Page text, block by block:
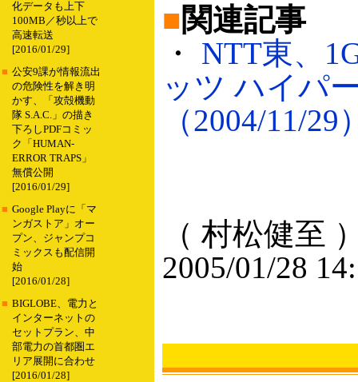
化データも上下
100MB／秒以上で
高速転送
[2016/01/29]
■ 公安9課が情報流出
の危険性を解き明
かす、「攻殻機動
隊 S.A.C.」の描き
下ろしPDFコミッ
ク「HUMAN-
ERROR TRAPS」
無償公開
[2016/01/29]
■ Google Playに「マ
ンガストア」オー
プン、ジャンプコ
ミックスも配信開
始
[2016/01/28]
■ BIGLOBE、電力と
インターネットの
セットプラン、中
部電力の首都圏エ
リア展開に合わせ
[2016/01/28]
■関連記事
・ NTT東、
ッツ ハイパ
（2004/11/29
（ 村松健至
2005/01/28